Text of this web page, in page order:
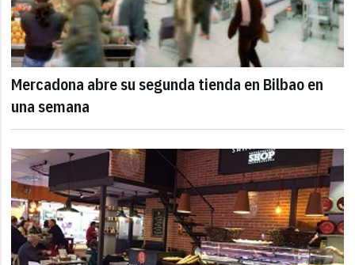
Mercadona abre su segunda tienda en Bilbao en
una semana